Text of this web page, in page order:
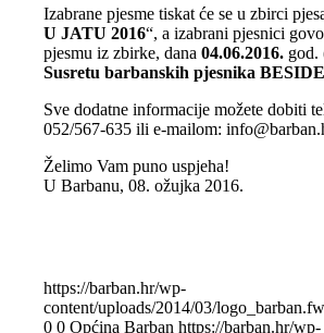
Izabrane pjesme tiskat će se u zbirci
U JATU 2016“, a izabrani pjesnici
pjesmu iz zbirke, dana04.06.2016. god.
Susretu barbanskih pjesnika
Sve dodatne informacije možete dobiti
052/567-635 ili e-mailom:
Želimo Vam puno uspjeha!
U Barbanu, 08. ožujka 2016.
https://barban.hr/wp-
content/uploads/2014/03/
0 0 Općina Barban https://barban.hr/wp-